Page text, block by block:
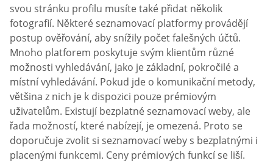
svou stránku profilu musíte také přidat několik
fotografií. Některé seznamovací platformy provádějí
postup ověřování, aby snížily počet falešných účtů.
Mnoho platforem poskytuje svým klientům různé
možnosti vyhledávání, jako je základní, pokročilé a
místní vyhledávání. Pokud jde o komunikační metody,
většina z nich je k dispozici pouze prémiovým
uživatelům. Existují bezplatné seznamovací weby, ale
řada možností, které nabízejí, je omezená. Proto se
doporučuje zvolit si seznamovací weby s bezplatnými i
placenými funkcemi. Ceny prémiových funkcí se liší.